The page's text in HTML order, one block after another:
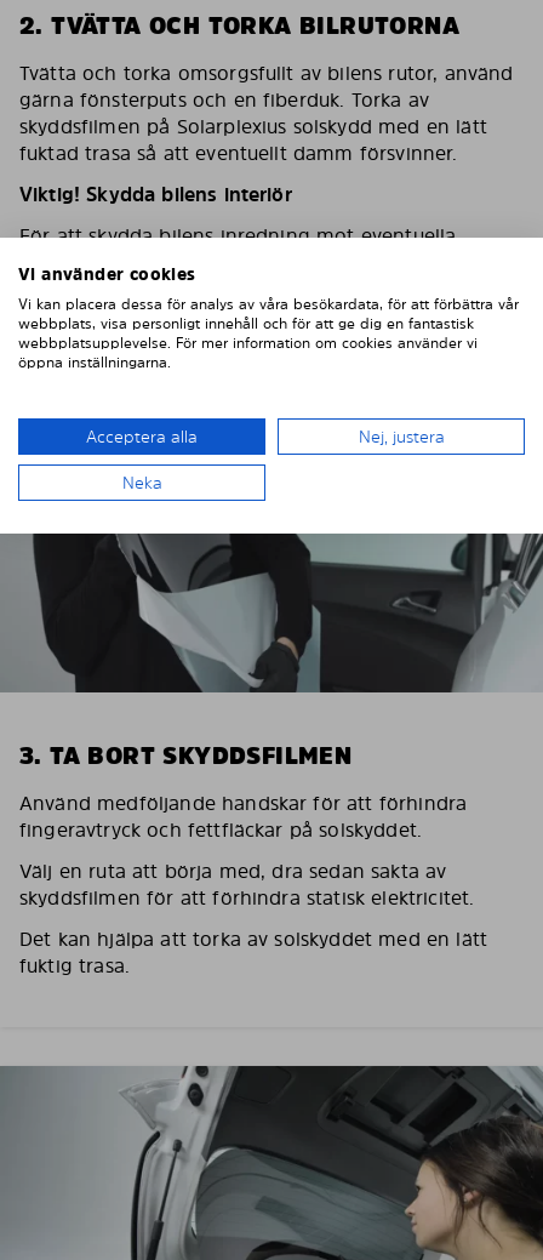
2. TVÄTTA OCH TORKA BILRUTORNA
Tvätta och torka omsorgsfullt av bilens rutor, använd
gärna fönsterputs och en fiberduk. Torka av
skyddsfilmen på Solarplexius solskydd med en lätt
fuktad trasa så att eventuellt damm försvinner.
Viktig! Skydda bilens interiör
För att skydda bilens inredning mot eventuella
skador/repor vid montering ska du sätta en
maskeringstejp på inredningen som skydd.
3. TA BORT SKYDDSFILMEN
Använd medföljande handskar för att förhindra
fingeravtryck och fettfläckar på solskyddet.
Välj en ruta att börja med, dra sedan sakta av
skyddsfilmen för att förhindra statisk elektricitet.
Det kan hjälpa att torka av solskyddet med en lätt
fuktig trasa.
Vi använder cookies
Vi kan placera dessa för analys av våra besökardata, för att förbättra vår
webbplats, visa personligt innehåll och för att ge dig en fantastisk
webbplatsupplevelse. För mer information om cookies använder vi
öppna inställningarna.
Acceptera alla Nej, justera
Neka